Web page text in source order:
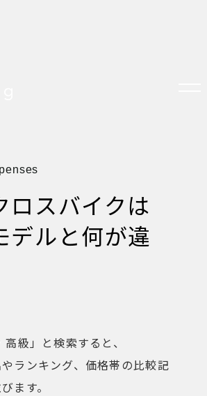
おすすめ
オプション品
お客様の声
グッズ＆オプション
クロスバイクの特徴
点検・修理サービス
痩せないことへの不満
ロスバイクは
デルと何が違
高級」と検索すると、
ランキング、価格帯の比較記
ます。